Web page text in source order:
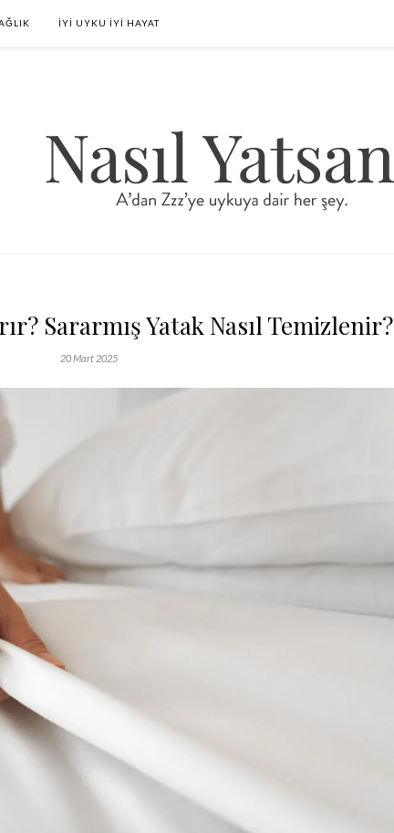
İYİ UYKU İYİ HAYAT
Sararmış Yatak Nasıl Temizlenir?
20 Mart 2025